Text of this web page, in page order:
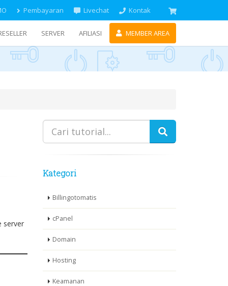
Pembayaran Livechat Kontak
SERVER AFILIASI MEMBER AREA
server
Kategori
Billingotomatis
cPanel
Domain
Hosting
Keamanan